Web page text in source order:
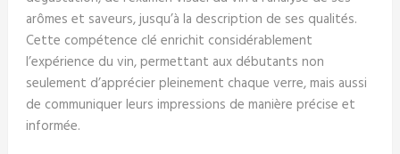
arômes et saveurs, jusqu’à la description de ses qualités.
Cette compétence clé enrichit considérablement
l’expérience du vin, permettant aux débutants non
seulement d’apprécier pleinement chaque verre, mais aussi
de communiquer leurs impressions de manière précise et
informée.